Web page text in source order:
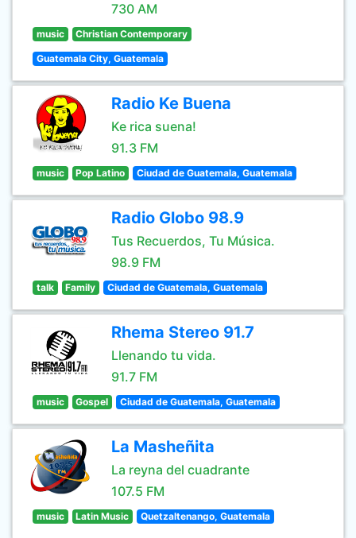
730 AM
music Christian Contemporary
Guatemala City, Guatemala
Radio Ke Buena
Ke rica suena!
91.3 FM
music Pop Latino Ciudad de Guatemala, Guatemala
Radio Globo 98.9
Tus Recuerdos, Tu Música.
98.9 FM
talk Family Ciudad de Guatemala, Guatemala
Rhema Stereo 91.7
Llenando tu vida.
91.7 FM
music Gospel Ciudad de Guatemala, Guatemala
La Masheñita
La reyna del cuadrante
107.5 FM
music Latin Music Quetzaltenango, Guatemala